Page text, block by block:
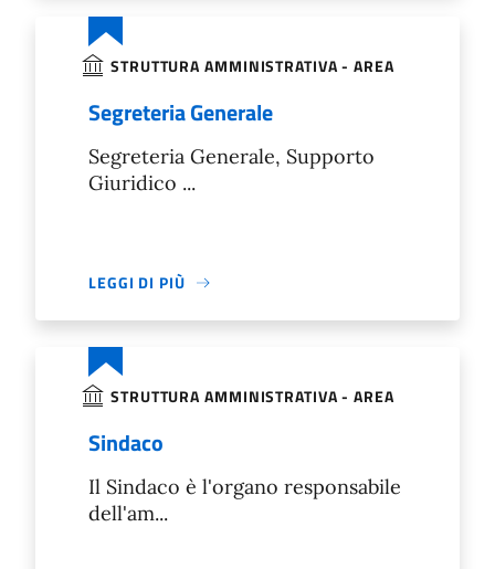
STRUTTURA AMMINISTRATIVA - AREA
Segreteria Generale
Segreteria Generale, Supporto
Giuridico ...
LEGGI DI PIÙ
STRUTTURA AMMINISTRATIVA - AREA
Sindaco
Il Sindaco è l'organo responsabile
dell'am...